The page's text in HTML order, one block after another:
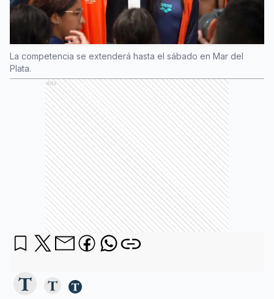
La competencia se extenderá hasta el sábado en Mar del
Plata.
Ads